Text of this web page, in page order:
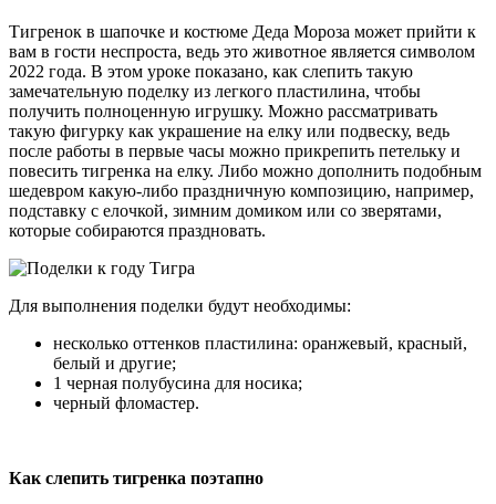
Тигренок в шапочке и костюме Деда Мороза может прийти к
вам в гости неспроста, ведь это животное является символом
2022 года. В этом уроке показано, как слепить такую
замечательную поделку из легкого пластилина, чтобы
получить полноценную игрушку. Можно рассматривать
такую фигурку как украшение на елку или подвеску, ведь
после работы в первые часы можно прикрепить петельку и
повесить тигренка на елку. Либо можно дополнить подобным
шедевром какую-либо праздничную композицию, например,
подставку с елочкой, зимним домиком или со зверятами,
которые собираются праздновать.
Для выполнения поделки будут необходимы:
несколько оттенков пластилина: оранжевый, красный,
белый и другие;
1 черная полубусина для носика;
черный фломастер.
Как слепить тигренка поэтапно